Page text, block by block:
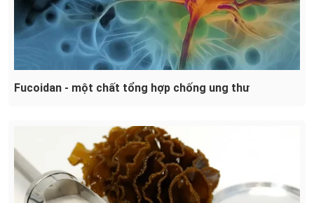
Fucoidan - một chất tổng hợp chống ung thư